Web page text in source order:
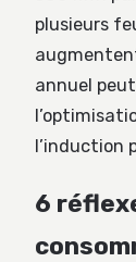
plusieurs
annuel
l’induction
6